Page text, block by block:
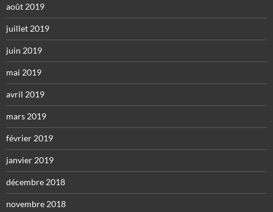
août 2019
juillet 2019
juin 2019
mai 2019
avril 2019
mars 2019
février 2019
janvier 2019
décembre 2018
novembre 2018